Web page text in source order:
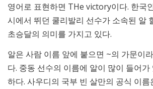
영어로 표현하면 THe victory이다. 한국
시에서 뛰던 쿨리발리 선수가 소속된 알
초승달의 의미를 가지고 있다.
알은 사람 이름 앞에 붙으면 ~의 가문이
다. 중동 선수의 이름에 알이 많이 들어
하다. 사우디의 국부 빈 살만의 공식 이